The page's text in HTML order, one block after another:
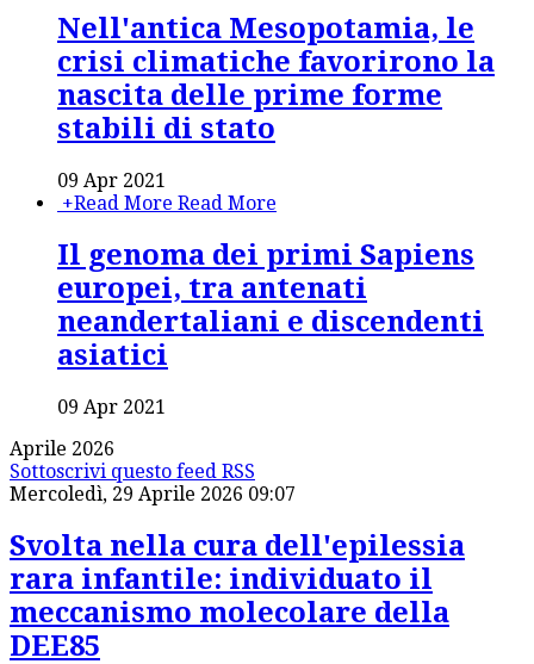
Nell'antica Mesopotamia, le
crisi climatiche favorirono la
nascita delle prime forme
stabili di stato
09 Apr 2021
+Read More Read More
Il genoma dei primi Sapiens
europei, tra antenati
neandertaliani e discendenti
asiatici
09 Apr 2021
Aprile 2026
Sottoscrivi questo feed RSS
Mercoledì, 29 Aprile 2026 09:07
Svolta nella cura dell'epilessia
rara infantile: individuato il
meccanismo molecolare della
DEE85